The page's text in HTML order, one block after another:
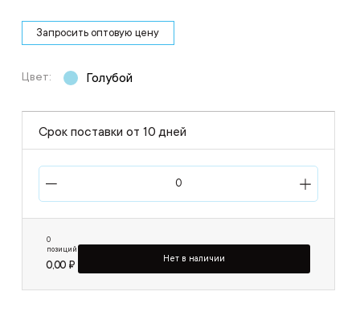
Запросить оптовую цену
Цвет: Голубой
Срок поставки от 10 дней
0
позиций
0,00 ₽
Нет в наличии